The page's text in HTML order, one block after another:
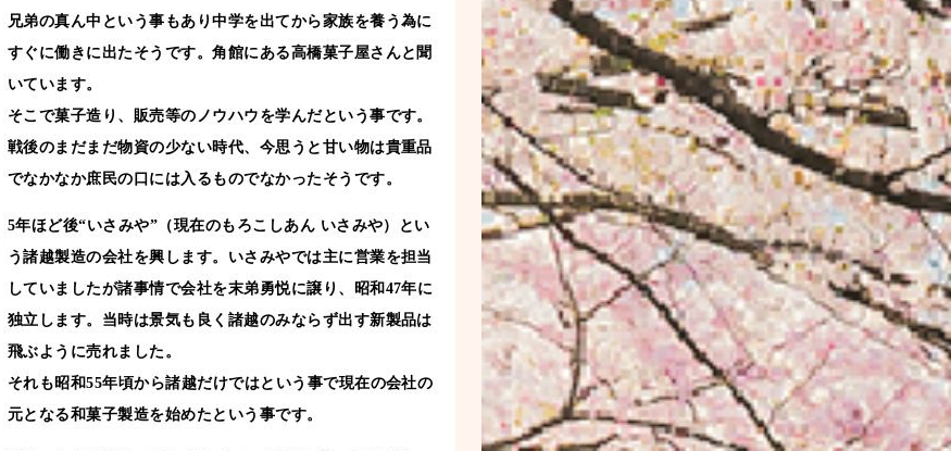
兄弟の真ん中という事もあり中学を出てから家族を養う為に
すぐに働きに出たそうです。角館にある高橋菓子屋さんと聞
いています。
そこで菓子造り、販売等のノウハウを学んだという事です。
戦後のまだまだ物資の少ない時代、今思うと甘い物は貴重品
でなかなか庶民の口には入るものでなかったそうです。
5年ほど後“いさみや”（現在のもろこしあん いさみや）とい
う諸越製造の会社を興します。いさみやでは主に営業を担当
していましたが諸事情で会社を末弟勇悦に譲り、昭和47年に
独立します。当時は景気も良く諸越のみならず出す新製品は
飛ぶように売れました。
それも昭和55年頃から諸越だけではという事で現在の会社の
元となる和菓子製造を始めたという事です。